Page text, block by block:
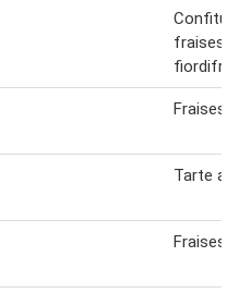
fraises
Fraises
Tarte
Fraises